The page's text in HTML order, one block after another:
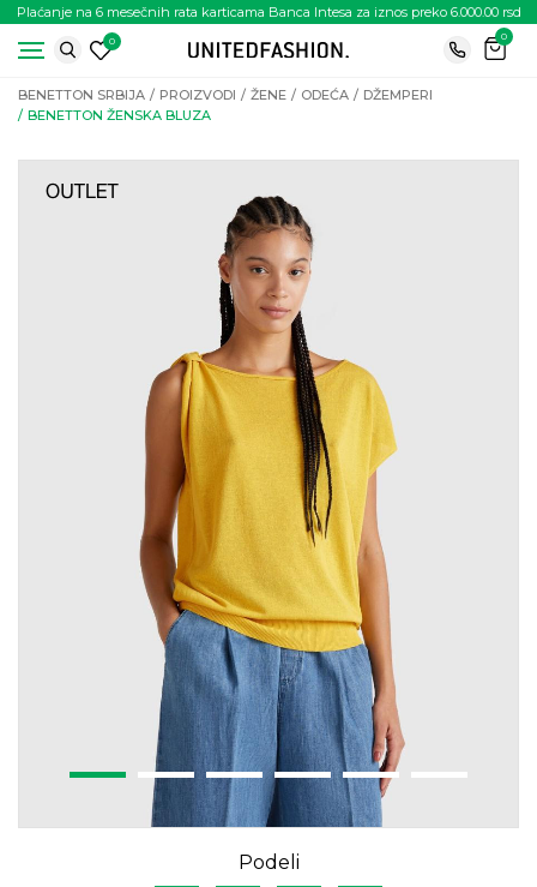
Plaćanje na 6 mesečnih rata karticama Banca Intesa za iznos preko 6.000.00 rsd
0
0
BENETTON SRBIJA PROIZVODI ŽENE ODEĆA
DŽEMPERI
BENETTON ŽENSKA BLUZA
Podeli